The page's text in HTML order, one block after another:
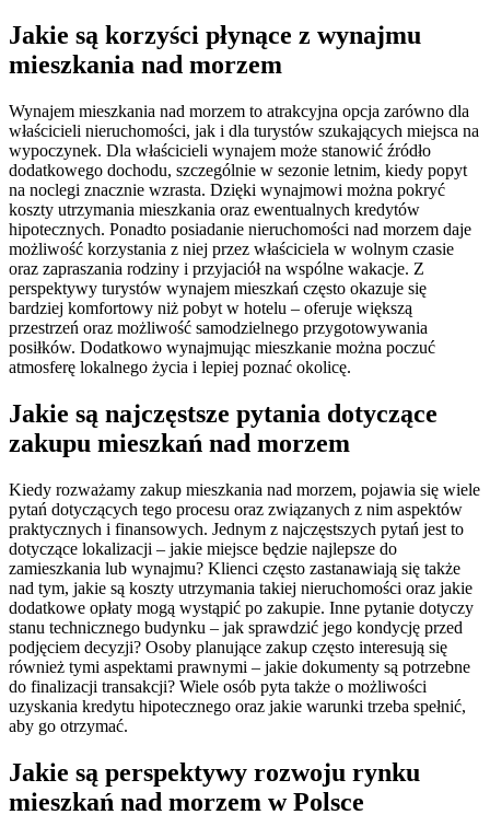
Jakie są korzyści płynące z wynajmu
mieszkania nad morzem
Wynajem mieszkania nad morzem to atrakcyjna opcja zarówno dla
właścicieli nieruchomości, jak i dla turystów szukających miejsca na
wypoczynek. Dla właścicieli wynajem może stanowić źródło
dodatkowego dochodu, szczególnie w sezonie letnim, kiedy popyt
na noclegi znacznie wzrasta. Dzięki wynajmowi można pokryć
koszty utrzymania mieszkania oraz ewentualnych kredytów
hipotecznych. Ponadto posiadanie nieruchomości nad morzem daje
możliwość korzystania z niej przez właściciela w wolnym czasie
oraz zapraszania rodziny i przyjaciół na wspólne wakacje. Z
perspektywy turystów wynajem mieszkań często okazuje się
bardziej komfortowy niż pobyt w hotelu – oferuje większą
przestrzeń oraz możliwość samodzielnego przygotowywania
posiłków. Dodatkowo wynajmując mieszkanie można poczuć
atmosferę lokalnego życia i lepiej poznać okolicę.
Jakie są najczęstsze pytania dotyczące
zakupu mieszkań nad morzem
Kiedy rozważamy zakup mieszkania nad morzem, pojawia się wiele
pytań dotyczących tego procesu oraz związanych z nim aspektów
praktycznych i finansowych. Jednym z najczęstszych pytań jest to
dotyczące lokalizacji – jakie miejsce będzie najlepsze do
zamieszkania lub wynajmu? Klienci często zastanawiają się także
nad tym, jakie są koszty utrzymania takiej nieruchomości oraz jakie
dodatkowe opłaty mogą wystąpić po zakupie. Inne pytanie dotyczy
stanu technicznego budynku – jak sprawdzić jego kondycję przed
podjęciem decyzji? Osoby planujące zakup często interesują się
również tymi aspektami prawnymi – jakie dokumenty są potrzebne
do finalizacji transakcji? Wiele osób pyta także o możliwości
uzyskania kredytu hipotecznego oraz jakie warunki trzeba spełnić,
aby go otrzymać.
Jakie są perspektywy rozwoju rynku
mieszkań nad morzem w Polsce